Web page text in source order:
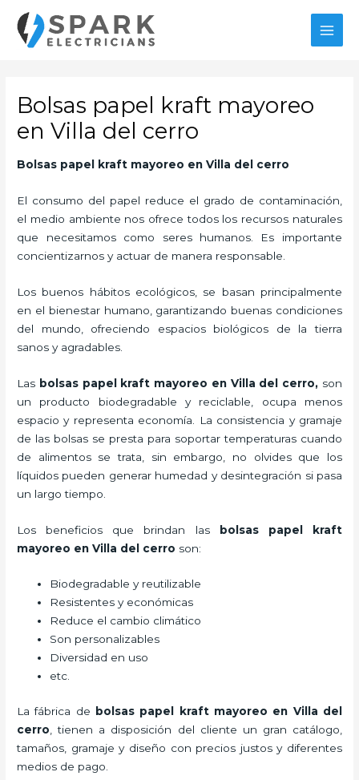
contenido
Bolsas papel kraft mayoreo
en Villa del cerro
Bolsas papel kraft mayoreo en Villa del cerro
El consumo del papel reduce el grado de contaminación,
el medio ambiente nos ofrece todos los recursos naturales
que necesitamos como seres humanos. Es importante
concientizarnos y actuar de manera responsable.
Los buenos hábitos ecológicos, se basan principalmente
en el bienestar humano, garantizando buenas condiciones
del mundo, ofreciendo espacios biológicos de la tierra
sanos y agradables.
Las bolsas papel kraft mayoreo en Villa del cerro, son
un producto biodegradable y reciclable, ocupa menos
espacio y representa economía. La consistencia y gramaje
de las bolsas se presta para soportar temperaturas cuando
de alimentos se trata, sin embargo, no olvides que los
líquidos pueden generar humedad y desintegración si pasa
un largo tiempo.
Los beneficios que brindan lasbolsas papel kraft
mayoreo en Villa del cerro son:
Biodegradable y reutilizable
Resistentes y económicas
Reduce el cambio climático
Son personalizables
Diversidad en uso
etc.
La fábrica de
bolsas papel kraft mayoreo en Villa del
cerro , tienen a disposición del cliente un gran catálogo,
tamaños, gramaje y diseño con precios justos y diferentes
medios de pago.